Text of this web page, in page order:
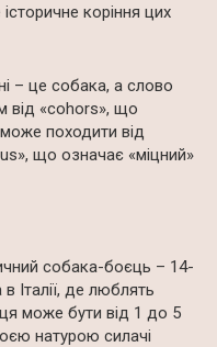
коріння цих
– це собака, а слово
від «cohors», що
походити від
що означає «міцний»
собака-боєць – 14-
Італії, де люблять
може бути від 1 до 5
натурою силачі